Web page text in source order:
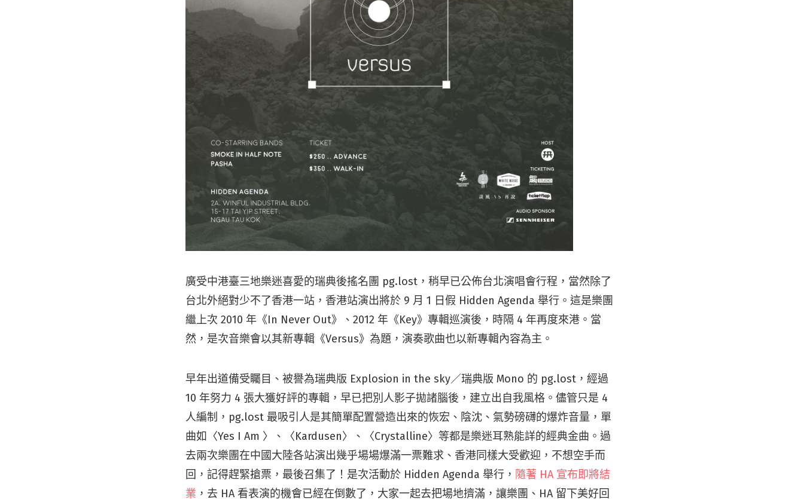
廣受中港臺三地樂迷喜愛的瑞典後搖名團 pg.lost，稍早已公佈台北演唱會行程，當然除了
台北外絕對少不了香港一站，香港站演出將於 9 月 1 日假 Hidden Agenda 舉行。這是樂團
繼上次 2010 年《In Never Out》、2012 年《Key》專輯巡演後，時隔 4 年再度來港。當
然，是次音樂會以其新專輯《Versus》為題，演奏歌曲也以新專輯內容為主。
早年出道備受矚目、被譽為瑞典版 Explosion in the sky／瑞典版 Mono 的 pg.lost，經過
10 年努力 4 張大獲好評的專輯，早已把別人影子拋諸腦後，建立出自我風格。儘管只是 4
人編制，pg.lost 最吸引人是其簡單配置營造出來的恢宏、陰沈、氣勢磅礴的爆炸音量，單
曲如〈Yes I Am 〉、〈Kardusen〉、〈Crystalline〉等都是樂迷耳熟能詳的經典金曲。過
去兩次樂團在中國大陸各站演出幾乎場場爆滿一票難求、香港同樣大受歡迎，不想空手而
回，記得趕緊搶票，最後召集了！是次活動於 Hidden Agenda 舉行， 隨著 HA 宣布即將結
業 ，去 HA 看表演的機會已經在倒數了，大家一起去把場地擠滿，讓樂團、HA 留下美好回